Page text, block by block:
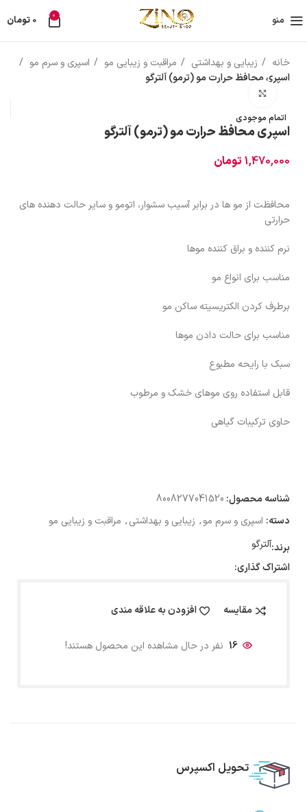
منو 0
0 تومان
خانه زیبایی و بهداشتی مراقبت و زیبایی مو
اسپری و سرم مو
اسپری محافظ حرارت مو (ترمو) آلترگو
اتمام موجودی
اسپری محافظ حرارت مو (ترمو) آلترگو
1,470,000 تومان
محافظت از مو ها در برابر آسیب سشوار، اتومو و سایر حالت دهنده های
حرارتی
نرم کننده و براق کننده موها
مناسب برای انواع مو
برطرف کردن الکتریسیته ساکن مو
مناسب برای حالت دادن موها
سبک با رایحه مطبوع
قابل استفاده روی موهای خشک و مرطوب
حاوی ترکیبات گیاهی
شناسه محصول: 8008277041520
دسته: اسپری و سرم مو, زیبایی و بهداشتی, مراقبت و زیبایی مو
برند:آلترگو
اشتراک گذاری:
مقایسه افزودن به علاقه مندی
16 نفر در حال مشاهده این محصول هستند!
تحویل اکسپرس